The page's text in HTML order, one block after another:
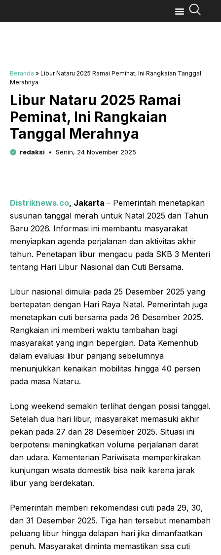
Beranda » Libur Nataru 2025 Ramai Peminat, Ini Rangkaian Tanggal
Merahnya
Libur Nataru 2025 Ramai
Peminat, Ini Rangkaian
Tanggal Merahnya
redaksi Senin, 24 November 2025
Distriknews.co, Jakarta – Pemerintah menetapkan
susunan tanggal merah untuk Natal 2025 dan Tahun
Baru 2026. Informasi ini membantu masyarakat
menyiapkan agenda perjalanan dan aktivitas akhir
tahun. Penetapan libur mengacu pada SKB 3 Menteri
tentang Hari Libur Nasional dan Cuti Bersama.
Libur nasional dimulai pada 25 Desember 2025 yang
bertepatan dengan Hari Raya Natal. Pemerintah juga
menetapkan cuti bersama pada 26 Desember 2025.
Rangkaian ini memberi waktu tambahan bagi
masyarakat yang ingin bepergian. Data Kemenhub
dalam evaluasi libur panjang sebelumnya
menunjukkan kenaikan mobilitas hingga 40 persen
pada masa Nataru.
Long weekend semakin terlihat dengan posisi tanggal.
Setelah dua hari libur, masyarakat memasuki akhir
pekan pada 27 dan 28 Desember 2025. Situasi ini
berpotensi meningkatkan volume perjalanan darat
dan udara. Kementerian Pariwisata memperkirakan
kunjungan wisata domestik bisa naik karena jarak
libur yang berdekatan.
Pemerintah memberi rekomendasi cuti pada 29, 30,
dan 31 Desember 2025. Tiga hari tersebut menambah
peluang libur hingga delapan hari jika dimanfaatkan
penuh. Masyarakat diminta memastikan sisa cuti